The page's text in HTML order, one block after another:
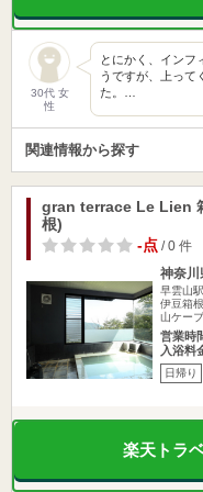
30代 女
性
とにかく、インフ
うですが、上って
た。…
関連情報から探す
gran terrace Le Lien
根)
-点/ 0 件
神奈川
早雲山
伊豆箱
山ケー
営業時
入浴料
日帰り
楽天トラ